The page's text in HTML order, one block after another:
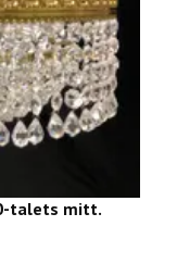
talets mitt.